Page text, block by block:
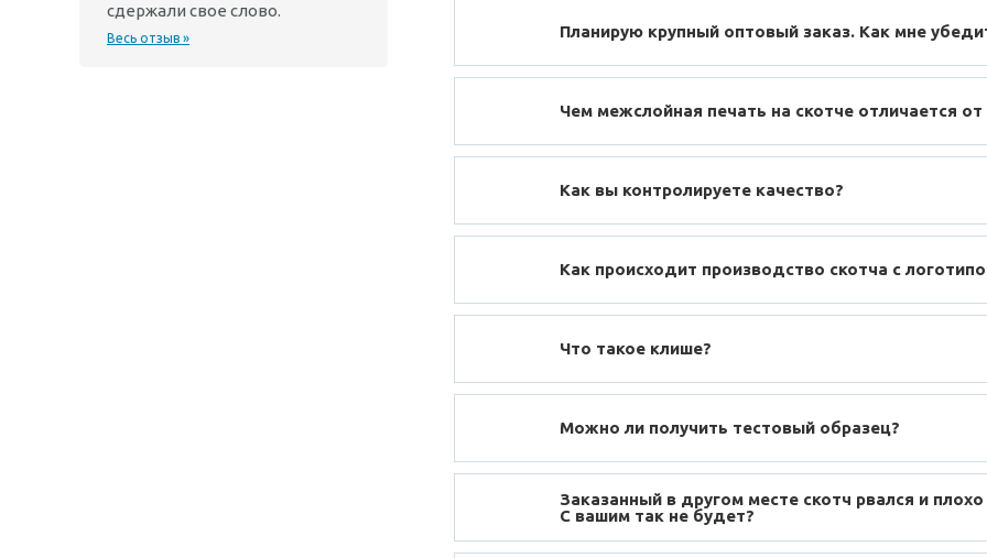
сдержали свое слово.
Весь отзыв » Планирую крупный оптовый заказ. Как мне
Чем межслойная печать на скотче отличается
Как вы контролируете качество?
Как происходит производство скотча с
Что такое клише?
Можно ли получить тестовый образец?
Заказанный в другом месте скотч рвался и плохо
С вашим так не будет?